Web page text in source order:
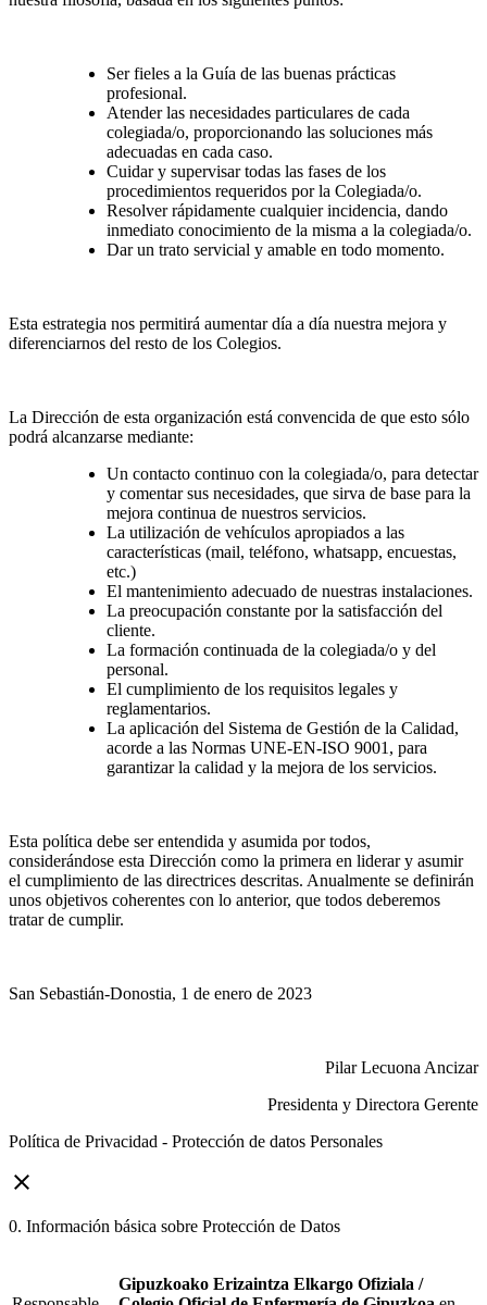
Ser fieles a la Guía de las buenas prácticas
profesional.
Atender las necesidades particulares de cada
colegiada/o, proporcionando las soluciones más
adecuadas en cada caso.
Cuidar y supervisar todas las fases de los
procedimientos requeridos por la Colegiada/o.
Resolver rápidamente cualquier incidencia, dando
inmediato conocimiento de la misma a la colegiada/o.
Dar un trato servicial y amable en todo momento.
Esta estrategia nos permitirá aumentar día a día nuestra mejora y
diferenciarnos del resto de los Colegios.
La Dirección de esta organización está convencida de que esto sólo
podrá alcanzarse mediante:
Un contacto continuo con la colegiada/o, para detectar
y comentar sus necesidades, que sirva de base para la
mejora continua de nuestros servicios.
La utilización de vehículos apropiados a las
características (mail, teléfono, whatsapp, encuestas,
etc.)
El mantenimiento adecuado de nuestras instalaciones.
La preocupación constante por la satisfacción del
cliente.
La formación continuada de la colegiada/o y del
personal.
El cumplimiento de los requisitos legales y
reglamentarios.
La aplicación del Sistema de Gestión de la Calidad,
acorde a las Normas UNE-EN-ISO 9001, para
garantizar la calidad y la mejora de los servicios.
Esta política debe ser entendida y asumida por todos,
considerándose esta Dirección como la primera en liderar y asumir
el cumplimiento de las directrices descritas. Anualmente se definirán
unos objetivos coherentes con lo anterior, que todos deberemos
tratar de cumplir.
San Sebastián-Donostia, 1 de enero de 2023
Pilar Lecuona Ancizar
Presidenta y Directora Gerente
Política de Privacidad - Protección de datos Personales
close
0. Información básica sobre Protección de Datos
Gipuzkoako Erizaintza Elkargo Ofiziala /